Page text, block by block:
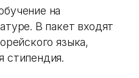
на
В пакет входят
языка,
стипендия.